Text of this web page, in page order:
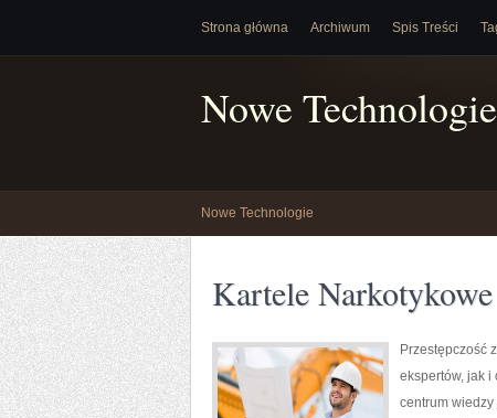
Strona główna Archiwum Spis Treści
Nowe Technologie
Nowe Technologie
Kartele Narkotykowe
Przestępczość
ekspertów, jak i
centrum